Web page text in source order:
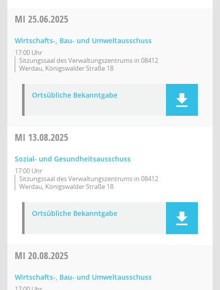
MI 25.06.2025
Wirtschafts-, Bau- und Umweltausschuss
17:00 Uhr
Sitzungssaal des Verwaltungszentrums in 08412
Werdau, Königswalder Straße 18
Ortsübliche Bekanntgabe
MI 13.08.2025
Sozial- und Gesundheitsausschuss
17:00 Uhr
Sitzungssaal des Verwaltungszentrums in 08412
Werdau, Königswalder Straße 18
Ortsübliche Bekanntgabe
MI 20.08.2025
Wirtschafts-, Bau- und Umweltausschuss